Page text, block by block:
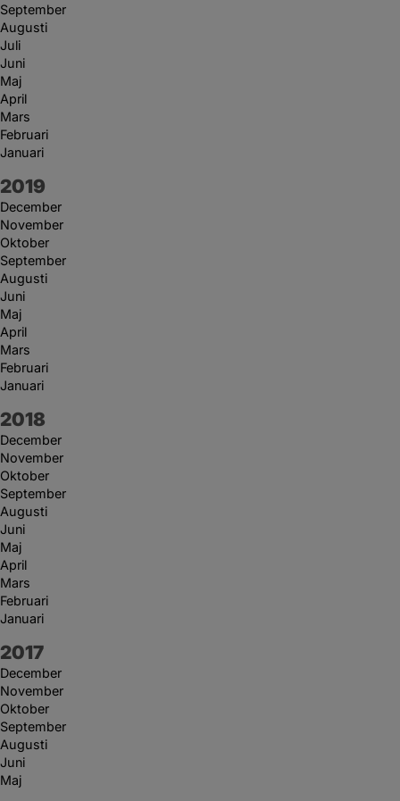
September
Augusti
Juli
Juni
Maj
April
Mars
Februari
Januari
År:
2019
December
November
Oktober
September
Augusti
Juni
Maj
April
Mars
Februari
Januari
År:
2018
December
November
Oktober
September
Augusti
Juni
Maj
April
Mars
Februari
Januari
År:
2017
December
November
Oktober
September
Augusti
Juni
Maj